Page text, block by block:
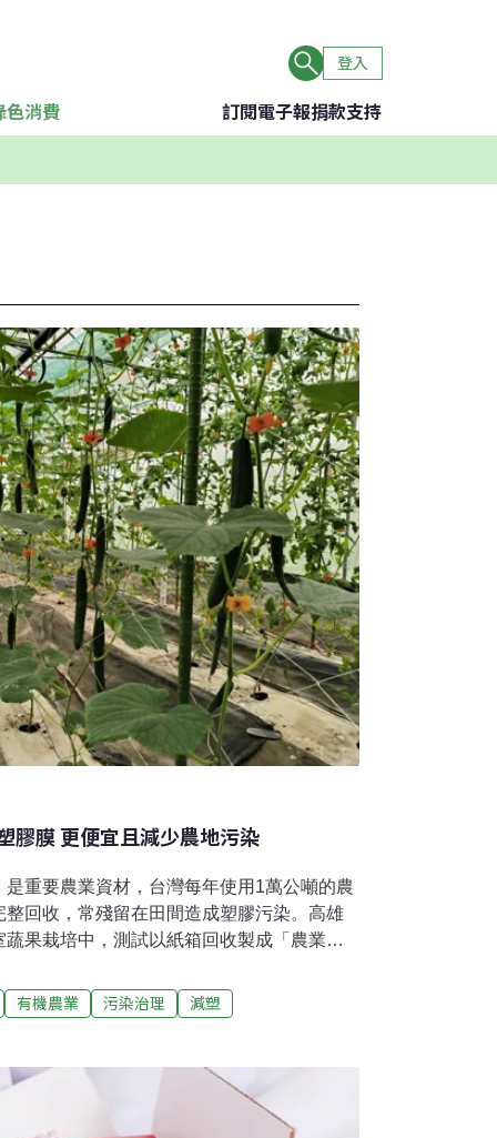
登入
色消費 訂閱電子報捐款支持
膠膜 更便宜且減少農地污染
重要農業資材，台灣每年使用1萬公噸的農
回收，常殘留在田間造成塑膠污染。高雄
果栽培中，測試以紙箱回收製成「農業紙
紙膜可取代塑膠膜溫室瓜果常使用塑膠農膜
草生長競爭養分。農糧署統計，全台每年
農改場昨（25）日召開記者會，分享以農
。「塑膠農膜最麻煩的，就是回收的問
示，塑膠農膜易破碎，大量碎片殘留在土
有機農業 污染治理 減塑